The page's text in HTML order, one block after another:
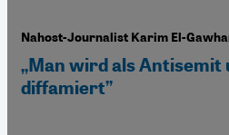
Nahost-Journalist Karim El-
„Man wird als Antisemit
diffamiert”